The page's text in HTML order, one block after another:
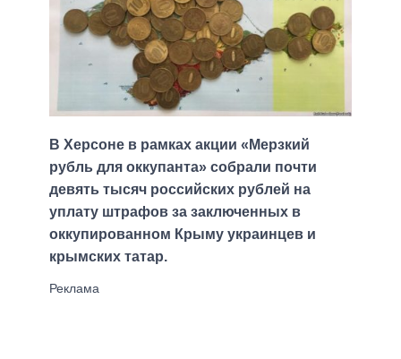
В Херсоне в рамках акции «Мерзкий
рубль для оккупанта» собрали почти
девять тысяч российских рублей на
уплату штрафов за заключенных в
оккупированном Крыму украинцев и
крымских татар.